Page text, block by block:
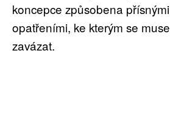
koncepce způsobena
opatřeními, ke kterým se
zavázat.